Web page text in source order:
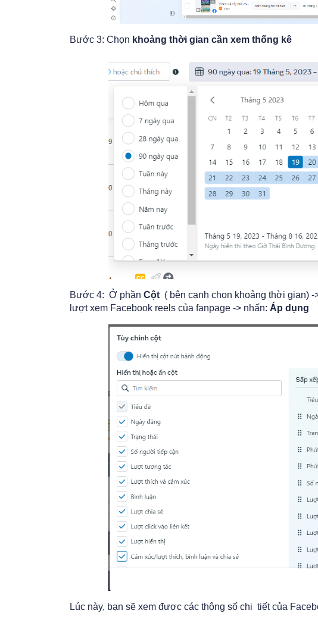
Bước 3: Chọn khoảng thời gian cần xem thống kê
Bước 4: Ở phần Cột ( bên cạnh chọn khoảng thời gian)
lượt xem Facebook reels của fanpage -> nhấn: Áp dụng
Lúc này, bạn sẽ xem được các thông số chi tiết của